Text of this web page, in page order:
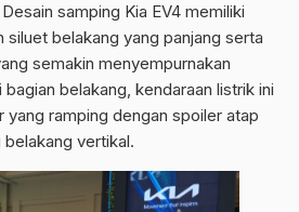
samping Kia EV4 memiliki
siluet belakang yang panjang serta
semakin menyempurnakan
belakang, kendaraan listrik ini
yang ramping dengan spoiler atap
vertikal.